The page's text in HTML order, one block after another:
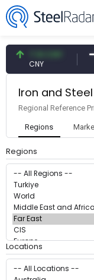
CNY
Iron and
Regional Reference
Regions
Regions
Locations